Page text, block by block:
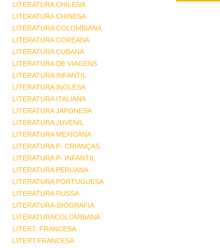
LITERATURA CHILENA
LITERATURA CHINESA
LITERATURA COLOMBIANA
LITERATURA COREANA
LITERATURA CUBANA
LITERATURA DE VIAGENS
LITERATURA INFANTIL
LITERATURA INGLESA
LITERATURA ITALIANA
LITERATURA JAPONESA
LITERATURA JUVENIL
LITERATURA MEXICANA
LITERATURA P- CRIANÇAS
LITERATURA P- INFANTIL
LITERATURA PERUANA
LITERATURA PORTUGUESA
LITERATURA RUSSA
LITERATURA-BIOGRAFIA
LITERATURACOLOMBIANA
LITERT. FRANCESA
LITERT.FRANCESA